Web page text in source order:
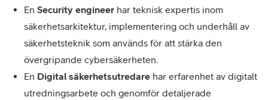
En Security engineer har teknisk expertis inom
säkerhetsarkitektur, implementering och underhåll av
säkerhetsteknik som används för att stärka den
övergripande cybersäkerheten.
En Digital säkerhetsutredare har erfarenhet av digitalt
utredningsarbete och genomför detaljerade